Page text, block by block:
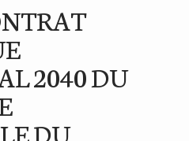
2040 DU
DU